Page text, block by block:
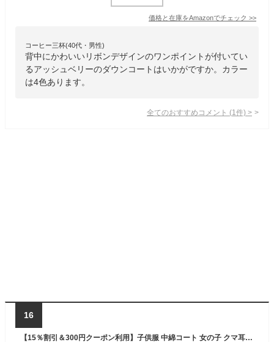
価格と在庫をAmazonでチェック >>
コーヒー三杯(40代・男性)
背中にかわいいリボンデザインのワンポイントが付いてい
るアッシュベリーのダウンコートはいかがですか。カラー
は4色あります。
全てのおすすめコメント (1 件) >
16
【15％割引＆300円クーポン利用】子供服 中綿コート 女の子 クマ耳付き 冬 子供コート 厚手 かわいい 無地 中綿ジャケット フード付き 防寒 裏ボア 裏起毛 キッズ コート ロング あったか 子供 ジュニア アウター おしゃれ 通学 通園 110 120 130 140 150 160 暖かい